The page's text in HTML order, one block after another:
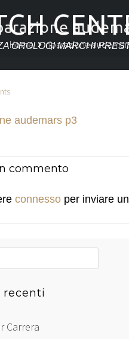
OROLOGI MARCHI
Home riparazione
commento
connesso per inviare
Carrera